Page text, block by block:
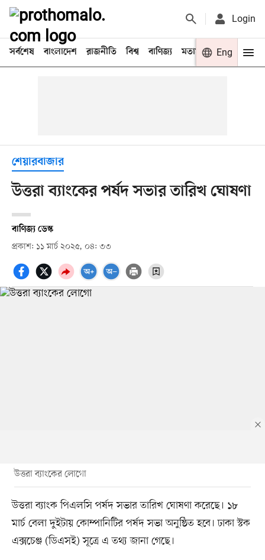
Login
সর্বশেষ বাংলাদেশ রাজনীতি বিশ্ব বাণিজ্য মতামত খেলা
Eng
শেয়ারবাজার
উত্তরা ব্যাংকের পর্ষদ সভার তারিখ ঘোষণা
বাণিজ্য ডেস্ক
প্রকাশ: ১১ মার্চ ২০২৫, ০৪: ৩৩
উত্তরা ব্যাংকের লোগো
উত্তরা ব্যাংক পিএলসি পর্ষদ সভার তারিখ ঘোষণা করেছে। ১৮
মার্চ বেলা দুইটায় কোম্পানিটির পর্ষদ সভা অনুষ্ঠিত হবে। ঢাকা স্টক
এক্সচেঞ্জ (ডিএসই) সূত্রে এ তথ্য জানা গেছে।